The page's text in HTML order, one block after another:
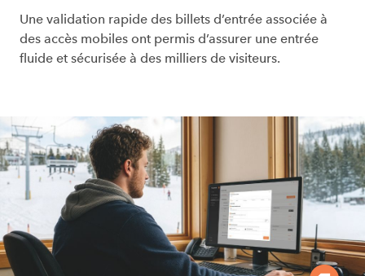
Une validation rapide des billets d’entrée associée à
des accès mobiles ont permis d’assurer une entrée
fluide et sécurisée à des milliers de visiteurs.